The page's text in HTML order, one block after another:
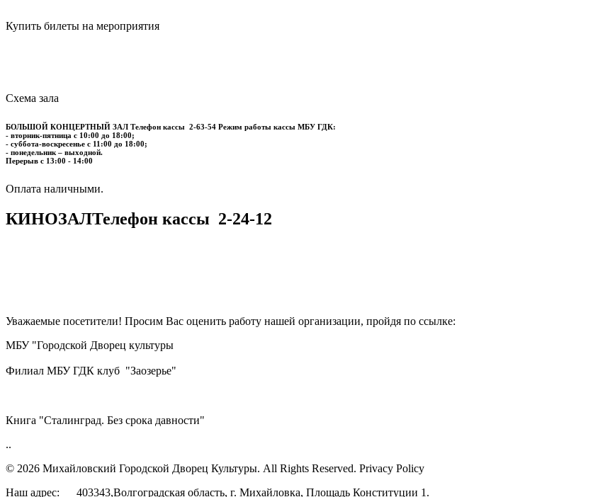
Купить билеты на мероприятия
Схема зала
БОЛЬШОЙ КОНЦЕРТНЫЙ ЗАЛ Телефон кассы 2-63-54 Режим работы кассы МБУ ГДК:
- вторник-пятница с 10:00 до 18:00;
- суббота-воскресенье с 11:00 до 18:00;
- понедельник – выходной.
Перерыв с 13:00 - 14:00
​​​​​​​Оплата наличными.
КИНОЗАЛТелефон кассы 2-24-12
Уважаемые посетители! Просим Вас оценить работу нашей организации, пройдя по ссылке:
МБУ "Городской Дворец культуры
Филиал МБУ ГДК клуб "Заозерье"
Книга "Сталинград. Без срока давности"
..
© 2026 Михайловский Городской Дворец Культуры. All Rights Reserved. Privacy Policy
Наш адрес: 403343,Волгоградская область, г. Михайловка, Площадь Конституции 1.